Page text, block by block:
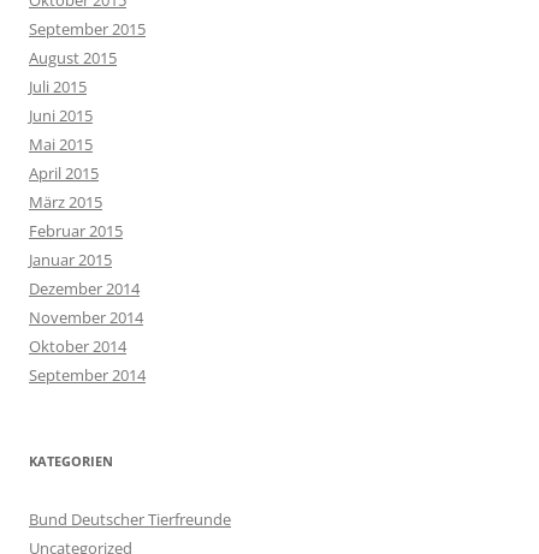
September 2015
August 2015
Juli 2015
Juni 2015
Mai 2015
April 2015
März 2015
Februar 2015
Januar 2015
Dezember 2014
November 2014
Oktober 2014
September 2014
KATEGORIEN
Bund Deutscher Tierfreunde
Uncategorized